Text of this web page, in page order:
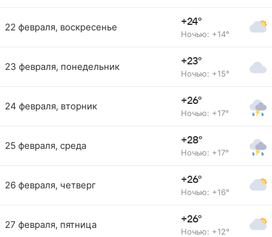
22 февраля, воскресенье +24°
Ночью: +14°
23 февраля, понедельник +23°
Ночью: +15°
24 февраля, вторник +26°
Ночью: +17°
25 февраля, среда +28°
Ночью: +17°
26 февраля, четверг +26°
Ночью: +16°
27 февраля, пятница +26°
Ночью: +12°